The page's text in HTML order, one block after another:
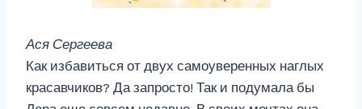
Ася Сергеева
Как избавиться от двух самоуверенных наглых
красавчиков? Да запросто! Так и подумала бы